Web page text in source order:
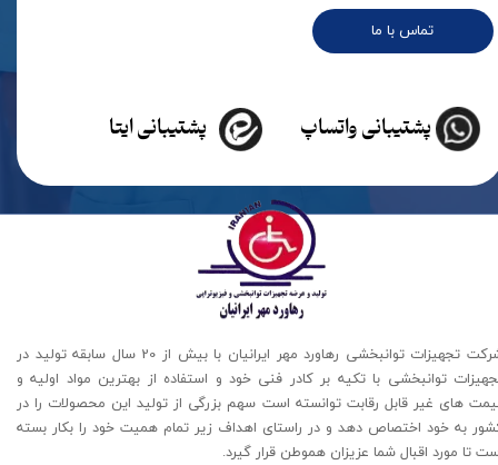
تماس با ما
پشتیبانی ایتا پشتیبانی واتساپ
شرکت تجهیزات توانبخشی رهاورد مهر ایرانیان با بیش از 20 سال سابقه تولید در
توانبخشی با تکیه بر کادر فنی خود و استفاده از بهترین مواد اولیه و
های غیر قابل رقابت توانسته است سهم بزرگی از تولید این محصولات را در
به خود اختصاص دهد و در راستای اهداف زیر تمام همیت خود را بکار بسته
تا مورد اقبال شما عزیزان هموطن قرار گیرد​​​​​​​.